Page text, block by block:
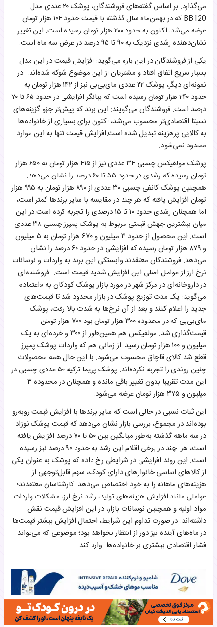
می‌گذارد. بر اساس گفته‌های فروشندگان، پوشک ۲۰ عددی مدل
BB120 که در بهمن‌ماه سال گذشته با قیمت حدود ۱۰۴ هزار تومان
عرضه می‌شد، اکنون به حدود ۲۰۰ هزار تومان رسیده است. این تغییر
نشان‌دهنده رشدی نزدیک به ۹۰ تا ۹۵ درصد در عرض سه ماه است.
یکی از فروشندگان در این باره می‌گوید: افزایش قیمت در این مدل
بسیار سریع اتفاق افتاد و مشتریان از این موضوع شوکه شده‌اند. در
نمونه‌ای دیگر، پوشک ۲۲ عددی مای‌بی‌بی نیز از ۱۴۲ هزار تومان به
حدود ۲۴۰ هزار تومان رسیده است که بیانگر افزایشی در حدود ۶۵ تا ۷۰
درصد است. فروشندگان می‌گویند: این برند که پیش‌تر جزو گزینه‌های
نسبتا اقتصادی‌تر محسوب می‌شد، اکنون برای بسیاری از خانواده‌ها
به کالایی پرهزینه تبدیل شده است.افزایش قیمت تنها به این موارد
محدود نمی‌شود.
پوشک مولفیکس چسبی ۳۴ عددی نیز از ۴۱۵ هزار تومان به ۶۵۰ هزار
تومان رسیده که رشدی در حدود ۵۵ تا ۶۰ درصد را نشان می‌دهد.
همچنین پوشک کانفی چسبی ۳۰ عددی از ۸۹۰ هزار تومان به ۹۹۵ هزار
تومان افزایش یافته که هر چند در مقایسه با سایر برندها کمتر است،
اما همچنان رشدی حدود ۱۰ تا ۱۵ درصدی را تجربه کرده است.در این
میان بیشترین جهش قیمتی مربوط به پوشک پمپرز چسبی ۳۸ عددی
است. این محصول از حدود ۳ میلیون و ۶۷۰ هزار تومان به ۵ میلیون
و ۸۷۹ هزار تومان رسیده که افزایشی در حدود ۶۰ درصد را نشان
می‌دهد. فروشندگان معتقدند وابستگی این برند به واردات و نوسانات
نرخ ارز از عوامل اصلی این افزایش شدید قیمت است. فروشنده‌ای
در داروخانه‌ای در مرکز شهر در مورد بازار پوشک کودکان به «اعتماد»
می‌گوید: یک مدت توزیع پوشک در بازار محدود شد تا قیمت‌های
جدید را اعلام کنند و بعد از آن نرخ‌ها به ‌شدت بالا رفت، پوشک
مای‌بی‌بی که در محدوده ۳۰۰ هزار تومان بود ۷۰۰ هزار تومان
قیمت‌گذاری شد. مولفیکس هم همین‌طور از ۳۰۰ و خرده‌ای به یک
میلیون و ۱۰۰ هزار تومان رسید. از زمانی هم که واردات پوشک پمپرز
قطع شد کالای قاچاق محسوب می‌شود. با این حال همه محصولات
چنین روندی را تجربه نکرده‌اند. پوشک پریما ترکیه ۵۰ عددی چسبی در
این مدت تقریبا بدون تغییر باقی مانده و همچنان در محدوده ۳
میلیون و ۳۷۵ هزار تومان عرضه می‌شود.
این ثبات نسبی در حالی است که سایر برندها با افزایش قیمت روبه‌رو
بوده‌اند.در مجموع، بررسی بازار نشان می‌دهد که قیمت پوشک نوزاد
در سه‌ ماهه گذشته به‌طور میانگین بین ۵۰ تا ۷۰ درصد افزایش یافته
است، هر چند در برخی اقلام این رشد به حدود ۹۰ درصد نیز رسیده
است. این روند افزایشی در شرایطی رخ داده که پوشک به عنوان یکی
از کالاهای اساسی خانوارهای دارای کودک، سهم قابل‌توجهی از
هزینه‌های ماهانه را به خود اختصاص می‌دهد. کارشناسان معتقدند؛
عواملی مانند افزایش هزینه‌های تولید، رشد نرخ ارز، مشکلات واردات
مواد اولیه و همچنین نوسانات بازار، در این افزایش قیمت نقش
داشته‌اند. در صورت تداوم این شرایط، احتمال افزایش بیشتر قیمت‌ها
در ماه‌های آینده نیز دور از انتظار نخواهد بود؛ موضوعی که می‌تواند
فشار اقتصادی بیشتری بر خانواده‌ها وارد کند.